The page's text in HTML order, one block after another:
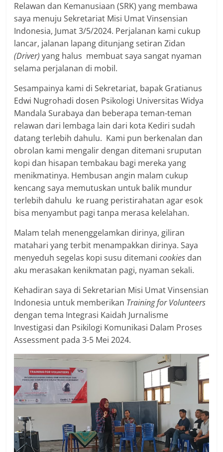
Relawan dan Kemanusiaan (SRK) yang membawa
saya menuju Sekretariat Misi Umat Vinsensian
Indonesia, Jumat 3/5/2024. Perjalanan kami cukup
lancar, jalanan lapang ditunjang setiran Zidan
(Driver) yang halus membuat saya sangat nyaman
selama perjalanan di mobil.
Sesampainya kami di Sekretariat, bapak Gratianus
Edwi Nugrohadi dosen Psikologi Universitas Widya
Mandala Surabaya dan beberapa teman-teman
relawan dari lembaga lain dari kota Kediri sudah
datang terlebih dahulu. Kami pun berkenalan dan
obrolan kami mengalir dengan ditemani sruputan
kopi dan hisapan tembakau bagi mereka yang
menikmatinya. Hembusan angin malam cukup
kencang saya memutuskan untuk balik mundur
terlebih dahulu ke ruang peristirahatan agar esok
bisa menyambut pagi tanpa merasa kelelahan.
Malam telah menenggelamkan dirinya, giliran
matahari yang terbit menampakkan dirinya. Saya
menyeduh segelas kopi susu ditemanicookies dan
aku merasakan kenikmatan pagi, nyaman sekali.
Kehadiran saya di Sekretarian Misi Umat Vinsensian
Indonesia untuk memberikan Training for Volunteers
dengan tema Integrasi Kaidah Jurnalisme
Investigasi dan Psikilogi Komunikasi Dalam Proses
Assessment pada 3-5 Mei 2024.